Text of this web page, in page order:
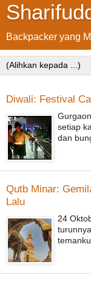
Backpacker yang
Diwali: Festival
setiap
dan
Qutb Minar:
Lalu
24